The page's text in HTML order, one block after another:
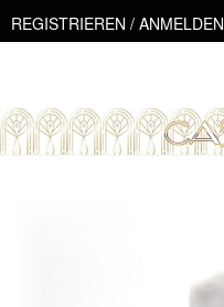
Skip
to
REGISTRIEREN / ANMELDEN